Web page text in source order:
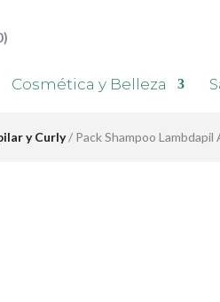
Cosmética y Belleza
y Curly/ Pack Shampoo Lambdapil